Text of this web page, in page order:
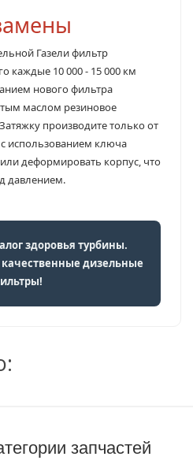
Газели фильтр
каждые 10 000 - 15 000 км
нового фильтра
маслом резиновое
производите только от
использованием ключа
деформировать корпус, что
давлением.
здоровья турбины.
качественные дизельные
запчастей